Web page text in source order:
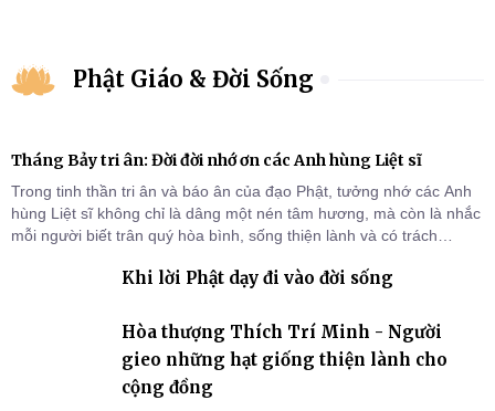
Phật Giáo & Đời Sống
Tháng Bảy tri ân: Đời đời nhớ ơn các Anh hùng Liệt sĩ
Trong tinh thần tri ân và báo ân của đạo Phật, tưởng nhớ các Anh
hùng Liệt sĩ không chỉ là dâng một nén tâm hương, mà còn là nhắc
mỗi người biết trân quý hòa bình, sống thiện lành và có trách
Khi lời Phật dạy đi vào đời sống
Hòa thượng Thích Trí Minh - Người
gieo những hạt giống thiện lành cho
cộng đồng